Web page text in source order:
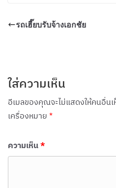
รถเฮี๊ยบรับจ้างเอกชัย
ใส่ความเห็น
อีเมลของคุณจะไม่แสดงให้คนอื่นเ
เครื่องหมาย *
ความเห็น *